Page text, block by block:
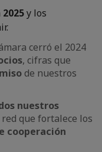
2025y los
cerró el 2024
, cifras que
de nuestros
nuestros
que fortalece los
cooperación